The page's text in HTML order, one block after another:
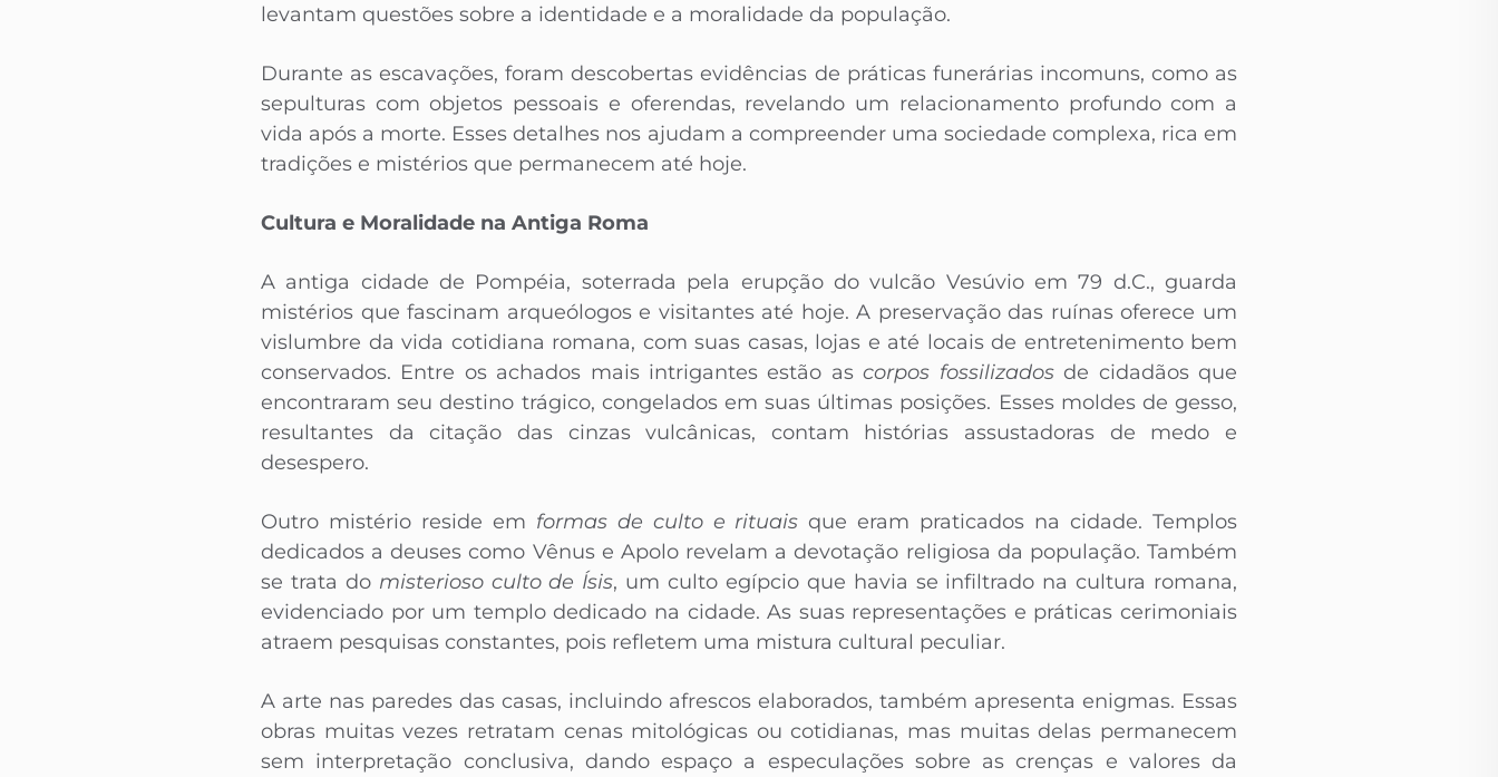
levantam questões sobre a identidade e a moralidade da população.
Durante as escavações, foram descobertas evidências de práticas funerárias incomuns, como as
sepulturas com objetos pessoais e oferendas, revelando um relacionamento profundo com a
vida após a morte. Esses detalhes nos ajudam a compreender uma sociedade complexa, rica em
tradições e mistérios que permanecem até hoje.
Cultura e Moralidade na Antiga Roma
A antiga cidade de Pompéia, soterrada pela erupção do vulcão Vesúvio em 79 d.C., guarda
mistérios que fascinam arqueólogos e visitantes até hoje. A preservação das ruínas oferece um
vislumbre da vida cotidiana romana, com suas casas, lojas e até locais de entretenimento bem
conservados. Entre os achados mais intrigantes estão ascorpos fossilizadosde cidadãos que
encontraram seu destino trágico, congelados em suas últimas posições. Esses moldes de gesso,
resultantes da citação das cinzas vulcânicas, contam histórias assustadoras de medo e
desespero.
Outro mistério reside em formas de culto e rituais que eram praticados na cidade. Templos
dedicados a deuses como Vênus e Apolo revelam a devotação religiosa da população. Também
se trata do misterioso culto de Ísis, um culto egípcio que havia se infiltrado na cultura romana,
evidenciado por um templo dedicado na cidade. As suas representações e práticas cerimoniais
atraem pesquisas constantes, pois refletem uma mistura cultural peculiar.
A arte nas paredes das casas, incluindo afrescos elaborados, também apresenta enigmas. Essas
obras muitas vezes retratam cenas mitológicas ou cotidianas, mas muitas delas permanecem
sem interpretação conclusiva, dando espaço a especulações sobre as crenças e valores da